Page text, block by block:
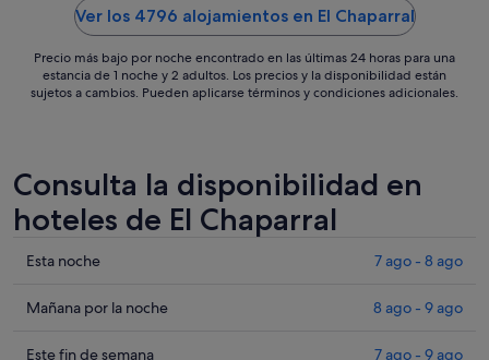
Ver los 4796 alojamientos en El Chaparral
Precio más bajo por noche encontrado en las últimas 24 horas para una
estancia de 1 noche y 2 adultos. Los precios y la disponibilidad están
sujetos a cambios. Pueden aplicarse términos y condiciones adicionales.
Consulta la disponibilidad en
hoteles de El Chaparral
Comprueba
precios
El
Esta noche 7 ago - 8 ago
Comprueba
precios
Mañana por la noche 8 ago - 9 ago
Comprueba
Este fin de semana 7 ago - 9 ago